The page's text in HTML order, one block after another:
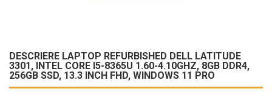
DESCRIERE LAPTOP REFURBISHED DELL LATITUDE
3301, INTEL CORE I5-8365U 1.60-4.10GHZ, 8GB DDR4,
256GB SSD, 13.3 INCH FHD, WINDOWS 11 PRO